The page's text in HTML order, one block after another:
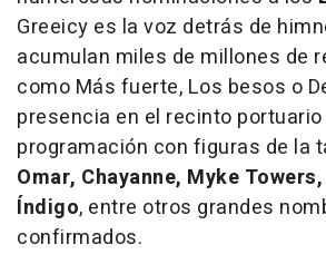
Greeicy es la voz detrás de
acumulan miles de millones de
como Más fuerte, Los besos o
presencia en el recinto
programación con figuras de la
Omar, Chayanne, Myke
Índigo, entre otros grandes
confirmados.